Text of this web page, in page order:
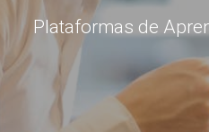
Plataformas de